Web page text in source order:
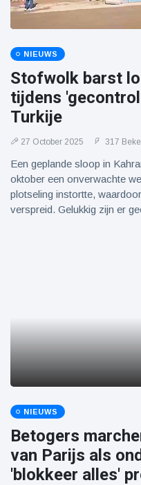
NIEUWS
Stofwolk barst
tijdens
Turkije
27 October 2025 317
Een geplande sloop in
oktober een onverwachte
plotseling instortte,
verspreid. Gelukkig zijn er
NIEUWS
Betogers
van Parijs als
'blokkeer alles'